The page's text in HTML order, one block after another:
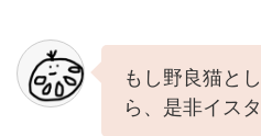
もし野良猫と
ら、是非イス